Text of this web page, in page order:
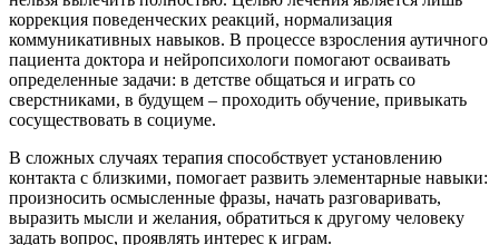
коррекция поведенческих реакций, нормализация
коммуникативных навыков. В процессе взросления аутичного
пациента доктора и нейропсихологи помогают осваивать
определенные задачи: в детстве общаться и играть со
сверстниками, в будущем – проходить обучение, привыкать
сосуществовать в социуме.
В сложных случаях терапия способствует установлению
контакта с близкими, помогает развить элементарные навыки:
произносить осмысленные фразы, начать разговаривать,
выразить мысли и желания, обратиться к другому человеку
задать вопрос, проявлять интерес к играм.